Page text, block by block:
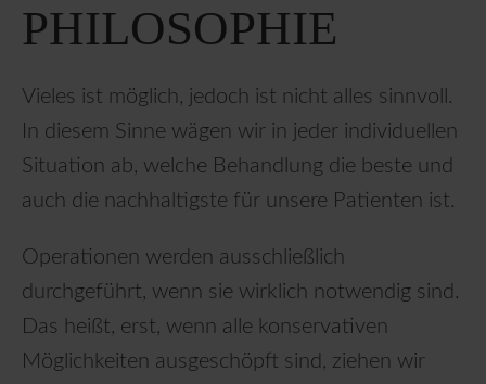
PHILOSOPHIE
Vieles ist möglich, jedoch ist nicht alles sinnvoll.
In diesem Sinne wägen wir in jeder individuellen
Situation ab, welche Behandlung die beste und
auch die nachhaltigste für unsere Patienten ist.
Operationen werden ausschließlich
durchgeführt, wenn sie wirklich notwendig sind.
Das heißt, erst, wenn alle konservativen
Möglichkeiten ausgeschöpft sind, ziehen wir